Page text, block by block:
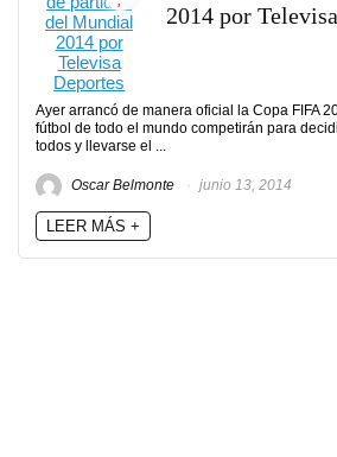
2014 por
Ayer arrancó de manera oficial la Copa FIFA
fútbol de todo el mundo competirán para
todos y llevarse el ...
Oscar Belmonte junio 13, 2014
LEER MÁS +